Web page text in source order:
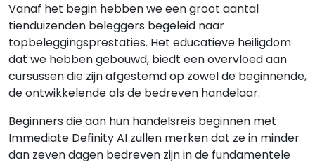
Vanaf het begin hebben we een groot aantal
tienduizenden beleggers begeleid naar
topbeleggingsprestaties. Het educatieve heiligdom
dat we hebben gebouwd, biedt een overvloed aan
cursussen die zijn afgestemd op zowel de beginnende,
de ontwikkelende als de bedreven handelaar.
Beginners die aan hun handelsreis beginnen met
Immediate Definity AI zullen merken dat ze in minder
dan zeven dagen bedreven zijn in de fundamentele